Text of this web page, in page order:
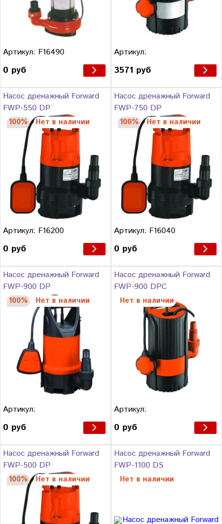
Артикул: F16490
0 руб
Артикул:
3571 руб
Насос дренажный Forward
FWP-550 DP
100% Нет в наличии
Артикул: F16200
0 руб
Насос дренажный Forward
FWP-750 DP
100% Нет в наличии
Артикул: F16040
0 руб
Насос дренажный Forward
FWP-900 DP
100% Нет в наличии
Артикул:
0 руб
Насос дренажный Forward
FWP-900 DPC
Нет в наличии
Артикул:
0 руб
Насос дренажный Forward
FWP-500 DP
100% Нет в наличии
Насос дренажный Forward
FWP-1100 DS
Нет в наличии